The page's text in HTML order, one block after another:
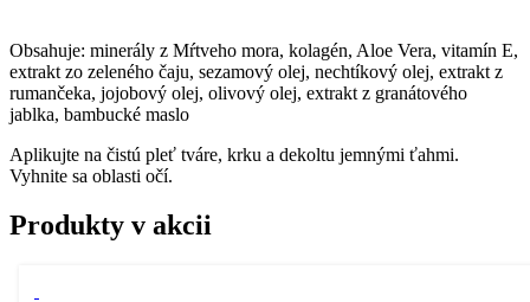
Obsahuje: minerály z Mŕtveho mora, kolagén, Aloe Vera, vitamín E,
extrakt zo zeleného čaju, sezamový olej, nechtíkový olej, extrakt z
rumančeka, jojobový olej, olivový olej, extrakt z granátového
jablka, bambucké maslo
Aplikujte na čistú pleť tváre, krku a dekoltu jemnými ťahmi.
Vyhnite sa oblasti očí.
Produkty v akcii